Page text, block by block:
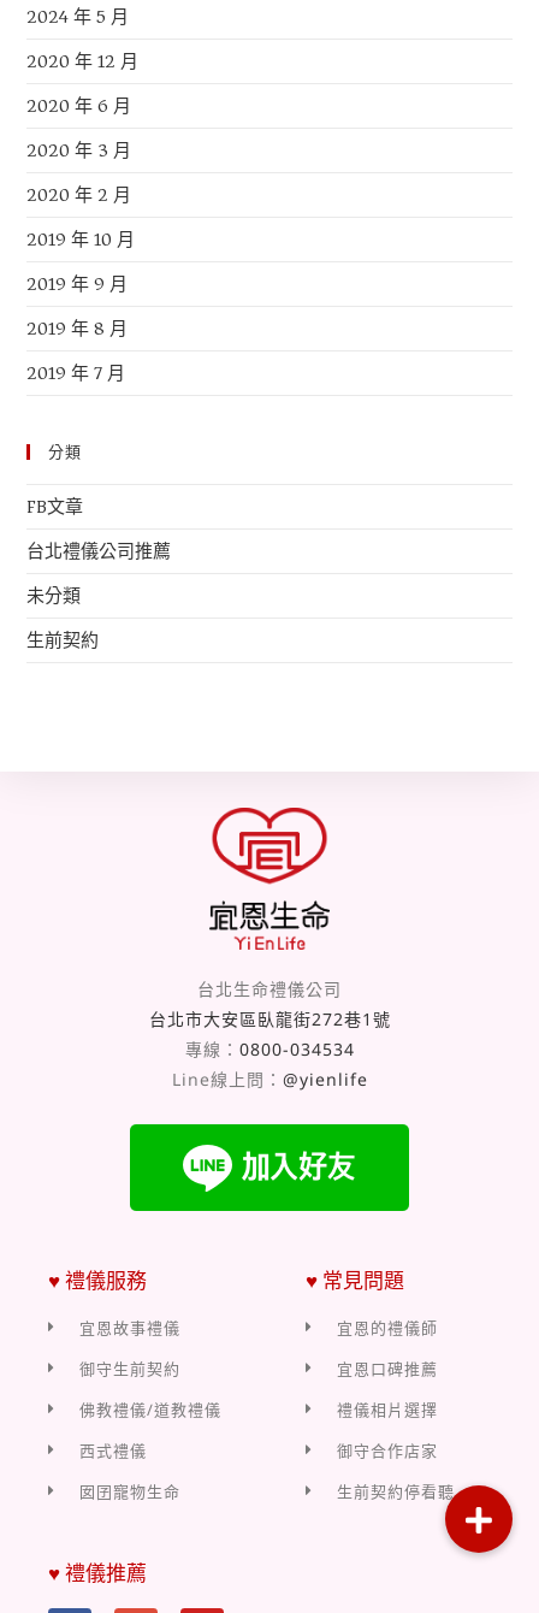
2024 年 5 月
2020 年 12 月
2020 年 6 月
2020 年 3 月
2020 年 2 月
2019 年 10 月
2019 年 9 月
2019 年 8 月
2019 年 7 月
分類
FB文章
台北禮儀公司推薦
未分類
生前契約
台北生命禮儀公司
台北市大安區臥龍街272巷1號
專線： 0800-034534
Line線上問： @yienlife
♥ 禮儀服務
宜恩故事禮儀
御守生前契約
佛教禮儀/道教禮儀
西式禮儀
囡囝寵物生命
♥ 常見問題
宜恩的禮儀師
宜恩口碑推薦
禮儀相片選擇
御守合作店家
生前契約停看聽
♥ 禮儀推薦